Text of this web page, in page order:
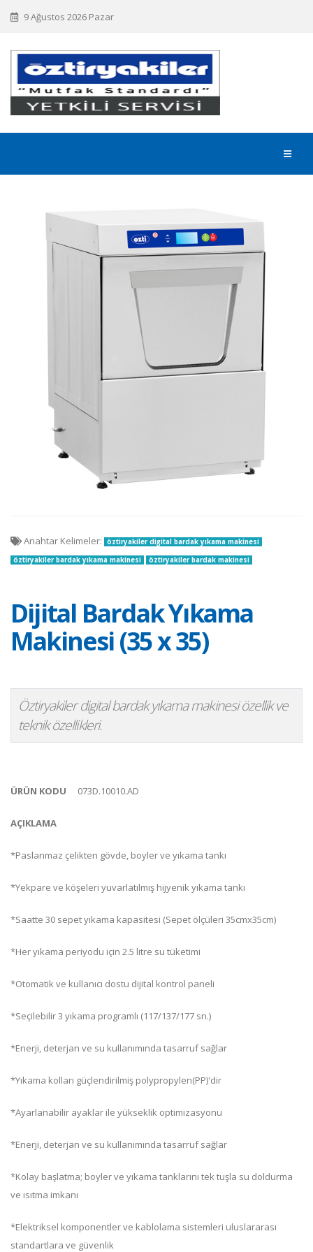
9 Ağustos 2026 Pazar
Dijital Bardak Yıkama
Makinesi (35 x 35)
Öztiryakiler digital bardak yıkama makinesi özellik ve
teknik özellikleri.
ÜRÜN KODU 073D.10010.AD
AÇIKLAMA
*Paslanmaz çelikten gövde, boyler ve yıkama tankı
*Yekpare ve köşeleri yuvarlatılmış hijyenik yıkama tankı
*Saatte 30 sepet yıkama kapasitesi (Sepet ölçüleri 35cmx35cm)
*Her yıkama periyodu için 2.5 litre su tüketimi
*Otomatik ve kullanıcı dostu dijital kontrol paneli
*Seçilebilir 3 yıkama programlı (117/137/177 sn.)
*Enerji, deterjan ve su kullanımında tasarruf sağlar
*Yıkama kolları güçlendirilmiş polypropylen(PP)'dir
*Ayarlanabilir ayaklar ile yükseklik optimizasyonu
*Enerji, deterjan ve su kullanımında tasarruf sağlar
*Kolay başlatma; boyler ve yıkama tanklarını tek tuşla su doldurma
ve ısıtma imkanı
*Elektriksel komponentler ve kablolama sistemleri uluslararası
standartlara ve güvenlik
Anahtar Kelimeler:
öztiryakiler digital bardak yıkama makinesi
öztiryakiler bardak yıkama makinesi
öztiryakiler bardak makinesi